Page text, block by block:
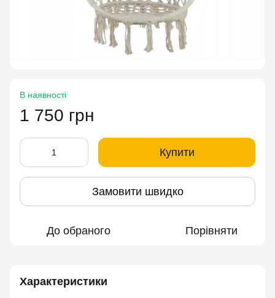
В наявності
1 750 грн
Купити
Замовити швидко
До обраного Порівняти
Характеристики